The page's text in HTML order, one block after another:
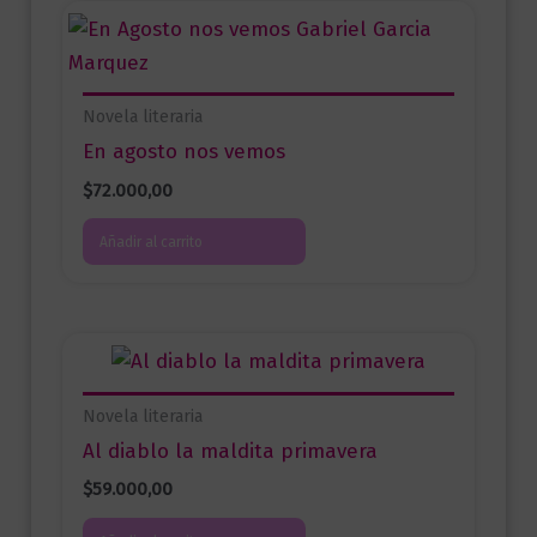
Novela literaria
En agosto nos vemos
$72.000,00
Añadir al carrito
Novela literaria
Al diablo la maldita primavera
$59.000,00